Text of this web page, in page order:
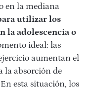
en la mediana
utilizar los
la adolescencia o
ideal: las
aumentan el
la absorción de
esta situación, los